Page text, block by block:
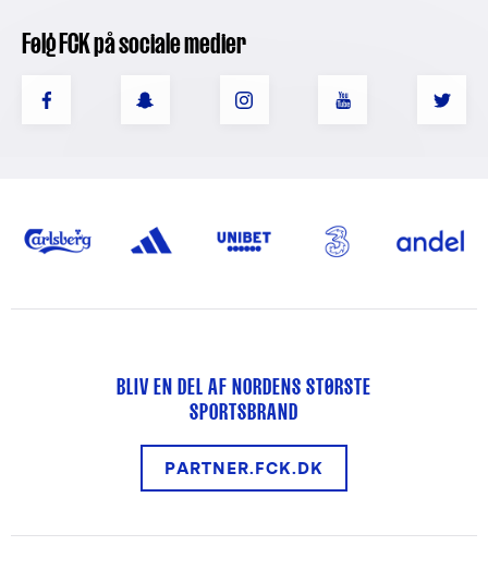
Følg FCK på sociale medier
BLIV EN DEL AF NORDENS STØRSTE
SPORTSBRAND
PARTNER.FCK.DK